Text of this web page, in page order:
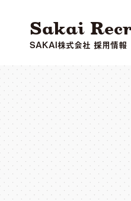
Sakai
SAKAI株式会社 採用情報